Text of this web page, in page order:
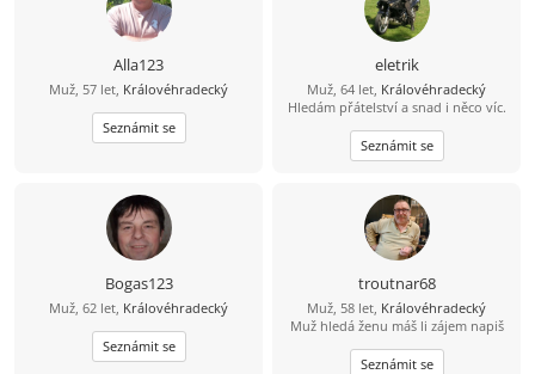
Alla123
Muž, 57 let, Královéhradecký
Seznámit se
eletrik
Muž, 64 let, Královéhradecký
Hledám přátelství a snad i něco víc.
Seznámit se
Bogas123
Muž, 62 let, Královéhradecký
Seznámit se
troutnar68
Muž, 58 let, Královéhradecký
Muž hledá ženu máš li zájem napiš
Seznámit se